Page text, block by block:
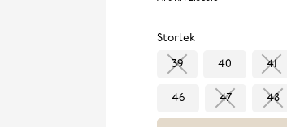
Storlek
39 40 41
46 47 48